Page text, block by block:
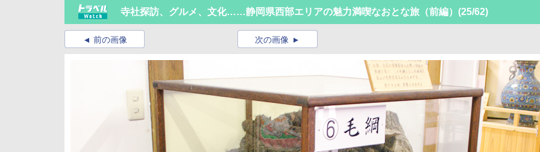
寺社探訪、グルメ、文化……静岡県西部エリアの魅力満喫なおとな旅（前編） (25/62)
前の画像 次の画像